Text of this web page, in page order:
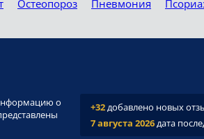
Остеопороз Пневмония
о
+32добавлено новых
7 августа 2026дата